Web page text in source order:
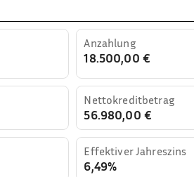
Anzahlung
18.500,00 €
Nettokreditbetrag
56.980,00 €
Effektiver Jahreszins
6,49%